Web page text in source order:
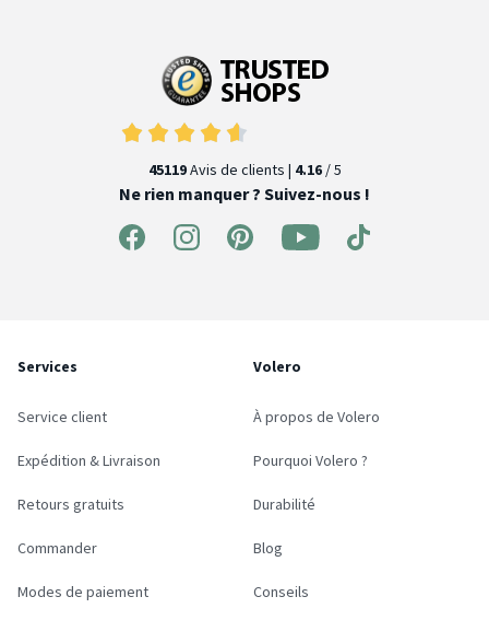
45119Avis de clients | 4.16/ 5
Ne rien manquer ? Suivez-nous !
Services
Service client
Expédition & Livraison
Retours gratuits
Commander
Modes de paiement
Volero
À propos de Volero
Pourquoi Volero ?
Durabilité
Blog
Conseils